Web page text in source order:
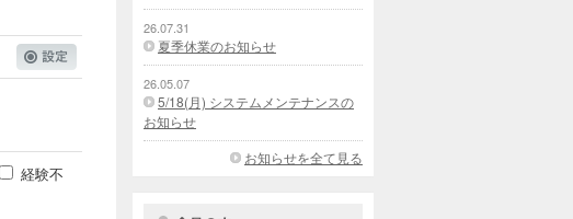
経験不
26.07.31
夏季休業のお知らせ
26.05.07
5/18(月) システムメンテナンスの
お知らせ
お知らせを全て見る